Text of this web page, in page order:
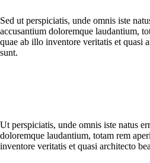
Sed ut perspiciatis, unde omnis iste
accusantium doloremque laudantium,
quae ab illo inventore veritatis et quasi
sunt.
Ut perspiciatis, unde omnis iste natus
doloremque laudantium, totam rem
inventore veritatis et quasi architecto